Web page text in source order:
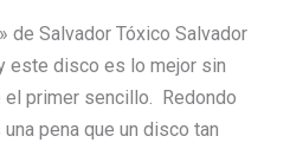
de Salvador Tóxico Salvador
este disco es lo mejor sin
el primer sencillo. Redondo
pena que un disco tan